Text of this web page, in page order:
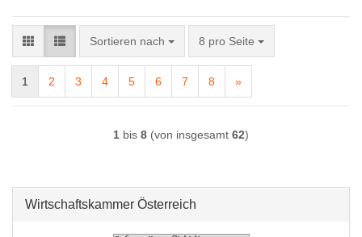
Sortieren nach
Sortieren nach 8 pro Seite
pro Seite
1 2 3 4 5 6 7 8 »
1 bis 8 (von insgesamt 62)
Wirtschaftskammer Österreich